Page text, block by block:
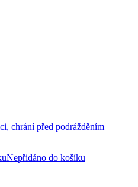
chrání před podrážděním
Nepřidáno do košíku